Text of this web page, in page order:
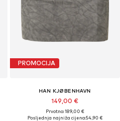
PROMOCIJA
HAN KJØBENHAVN
149,00 €
Prvotno: 189,00 €
Posljednja najniža cijena:54,90 €